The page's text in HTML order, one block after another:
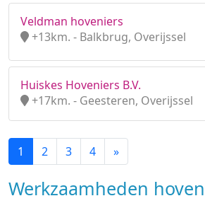
Veldman hoveniers
+13km. - Balkbrug, Overijssel
Huiskes Hoveniers B.V.
+17km. - Geesteren, Overijssel
1 2 3 4 »
Werkzaamheden